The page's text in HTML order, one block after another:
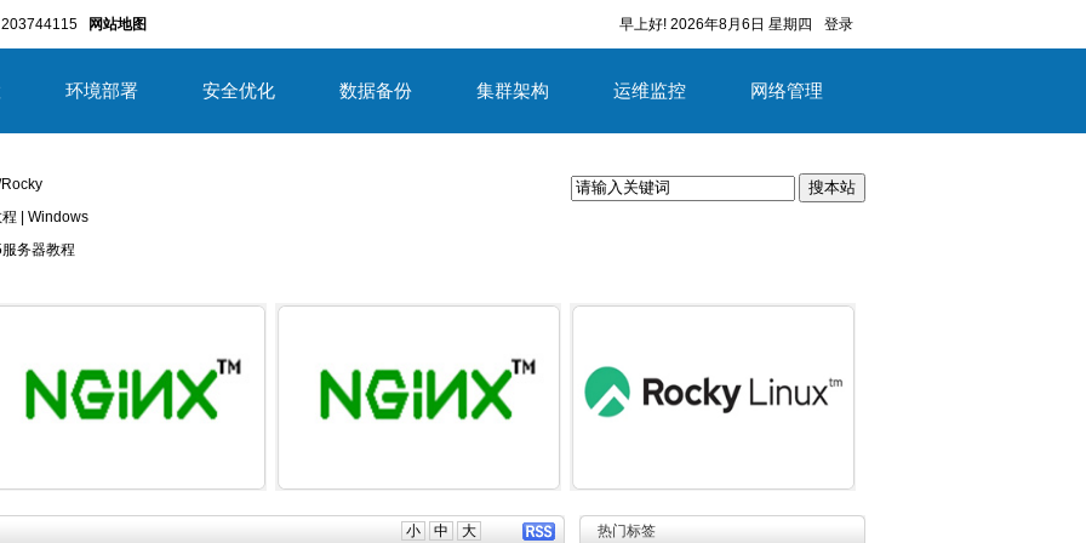
网站地图 登录
早上好! 2026年8月6日 星期四
环境部署 安全优化 数据备份 集群架构 运维监控 网络管理
| Windows
务器教程
搜本站
小
中 大 热门标签